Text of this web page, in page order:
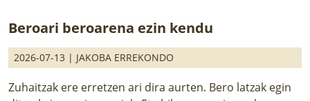
Beroari beroarena ezin kendu
2026-07-13 | JAKOBA ERREKONDO
Zuhaitzak ere erretzen ari dira aurten. Bero latzak egin